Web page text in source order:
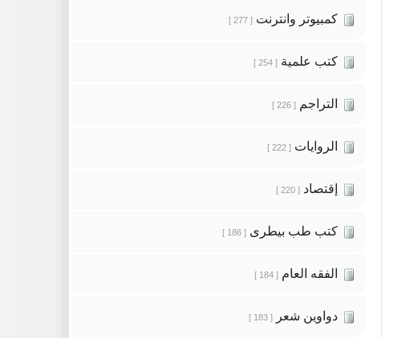
كمبيوتر وانترنت [ 277 ]
كتب علمية [ 254 ]
التراجم [ 226 ]
الروايات [ 222 ]
إقتصاد [ 220 ]
كتب طب بيطرى [ 186 ]
الفقه العام [ 184 ]
دواوين شعر [ 183 ]